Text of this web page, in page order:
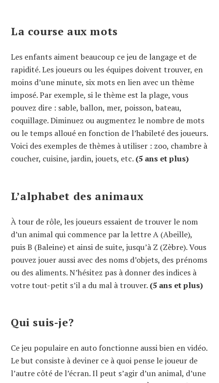
La course aux mots
Les enfants aiment beaucoup ce jeu de langage et de
rapidité. Les joueurs ou les équipes doivent trouver, en
moins d’une minute, six mots en lien avec un thème
imposé. Par exemple, si le thème est la plage, vous
pouvez dire : sable, ballon, mer, poisson, bateau,
coquillage. Diminuez ou augmentez le nombre de mots
ou le temps alloué en fonction de l’habileté des joueurs.
Voici des exemples de thèmes à utiliser : zoo, chambre à
coucher, cuisine, jardin, jouets, etc. (5 ans et plus)
L’alphabet des animaux
À tour de rôle, les joueurs essaient de trouver le nom
d’un animal qui commence par la lettre A (Abeille),
puis B (Baleine) et ainsi de suite, jusqu’à Z (Zèbre). Vous
pouvez jouer aussi avec des noms d’objets, des prénoms
ou des aliments. N’hésitez pas à donner des indices à
votre tout-petit s’il a du mal à trouver. (5 ans et plus)
Qui suis-je?
Ce jeu populaire en auto fonctionne aussi bien en vidéo.
Le but consiste à deviner ce à quoi pense le joueur de
l’autre côté de l’écran. Il peut s’agir d’un animal, d’une